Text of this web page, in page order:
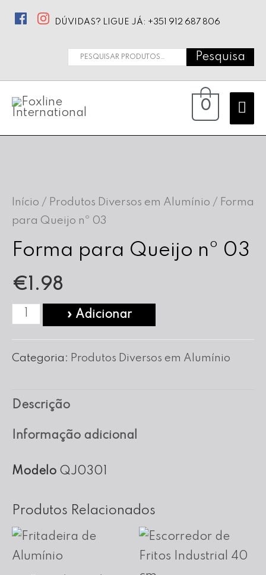
DÚVIDAS? LIGUE JÁ: +351 912 687 806
Pesquisar
Pesquisa
0
Início / Produtos Diversos em Alumínio / Forma
para Queijo nº 03
Forma para Queijo nº 03
€1.98
Quantidade
Forma
nº
03
» Adicionar
Categoria: Produtos Diversos em Alumínio
Descrição
Informação adicional
Modelo QJ0301
Produtos Relacionados